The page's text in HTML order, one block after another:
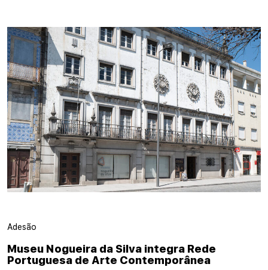
Adesão
Museu Nogueira da Silva integra Rede
Portuguesa de Arte Contemporânea